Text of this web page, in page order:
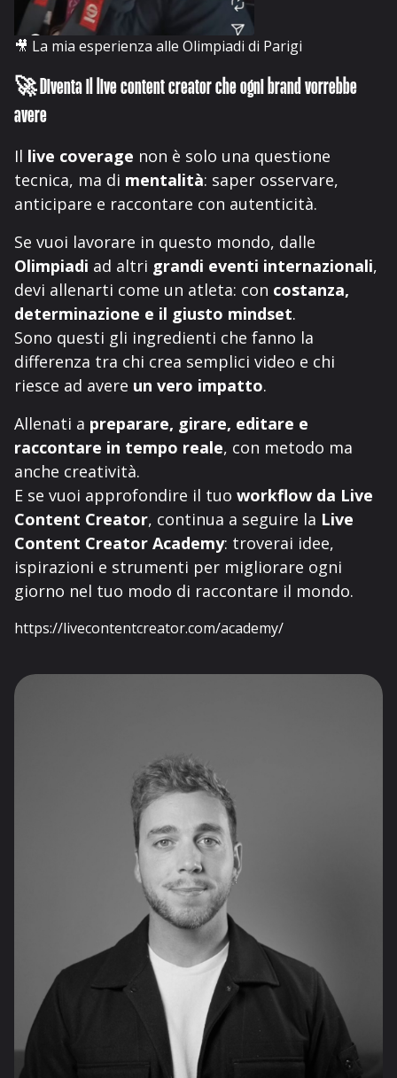
🎥 La mia esperienza alle Olimpiadi di Parigi
🚀Diventa il live content creator che ogni brand vorrebbe
avere
Il live coverage non è solo una questione
tecnica, ma di mentalità: saper osservare,
anticipare e raccontare con autenticità.
Se vuoi lavorare in questo mondo, dalle
Olimpiadi ad altri grandi eventi internazionali,
devi allenarti come un atleta: con costanza,
determinazione e il giusto mindset.
Sono questi gli ingredienti che fanno la
differenza tra chi crea semplici video e chi
riesce ad avere un vero impatto.
Allenati a preparare, girare, editare e
raccontare in tempo reale, con metodo ma
anche creatività.
E se vuoi approfondire il tuo workflow da Live
Content Creator, continua a seguire la Live
Content Creator Academy: troverai idee,
ispirazioni e strumenti per migliorare ogni
giorno nel tuo modo di raccontare il mondo.
https://livecontentcreator.com/academy/